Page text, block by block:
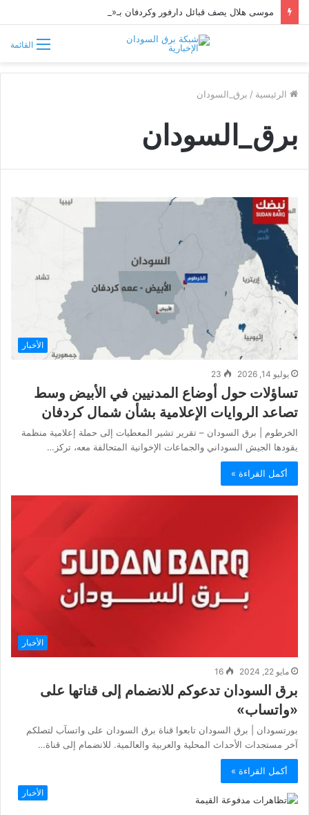
القائمة
الرئيسية / برق_السودان
برق_السودان
الأخبار
يوليو 14, 2026 23
تساؤلات حول أوضاع المدنيين في الأبيض وسط
تصاعد الروايات الإعلامية بشأن شمال كردفان
الخرطوم | برق السودان – تقرير تشير المعطيات إلى حملة إعلامية منظمة
يقودها الجيش السوداني والجماعات الإخوانية المتحالفة معه، تركز…
أكمل القراءة »
الأخبار
مايو 22, 2024 16
برق السودان تدعوكم للانضمام إلى قناتها على
«واتساب»
بورتسودان | برق السودان تابعوا قناة برق السودان على واتسآب لتصلكم
آخر مستجدات الأحداث المحلية والعربية والعالمية. للانضمام إلى قناة…
أكمل القراءة »
الأخبار